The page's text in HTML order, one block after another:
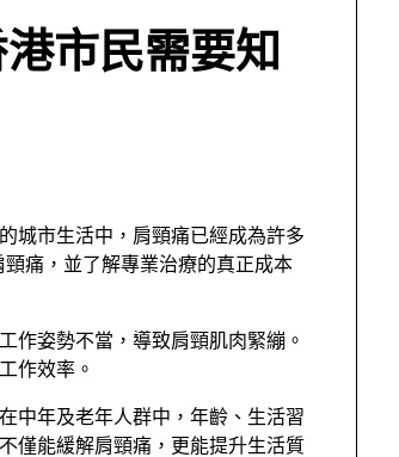
市民需要知
城市生活中，肩頸痛已經成為許多
痛，並了解專業治療的真正成本
作姿勢不當，導致肩頸肌肉緊繃。
作效率。
中年及老年人群中，年齡、生活習
僅能緩解肩頸痛，更能提升生活質